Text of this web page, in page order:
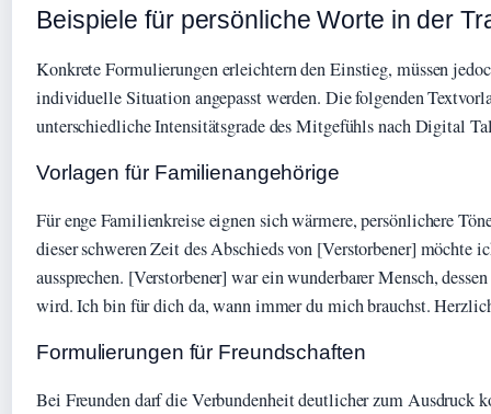
Beispiele für persönliche Worte in der
Konkrete Formulierungen erleichtern den Einstieg, müssen
individuelle Situation angepasst werden. Die folgenden
unterschiedliche Intensitätsgrade des Mitgefühls nach Digital
Vorlagen für Familienangehörige
Für enge Familienkreise eignen sich wärmere, persönlichere
dieser schweren Zeit des Abschieds von [Verstorbener] möchte
aussprechen. [Verstorbener] war ein wunderbarer Mensch,
wird. Ich bin für dich da, wann immer du mich brauchst.
Formulierungen für Freundschaften
Bei Freunden darf die Verbundenheit deutlicher zum Ausdruck